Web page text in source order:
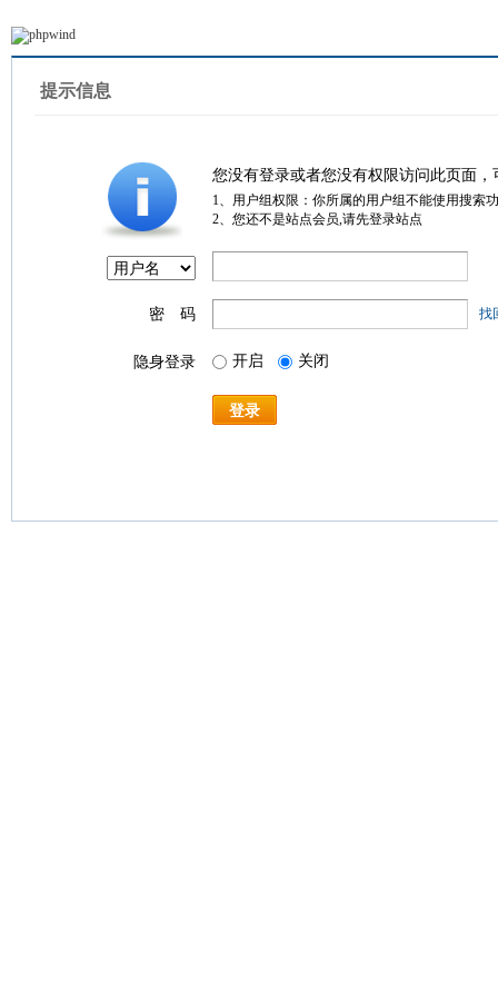
提示信息
您没有登录或者您没有权限访问此页面
1、用户组权限：你所属的用户组不能使用搜索
2、您还不是站点会员,请先登录站点
密 码 找
隐身登录 开启 关闭
登录